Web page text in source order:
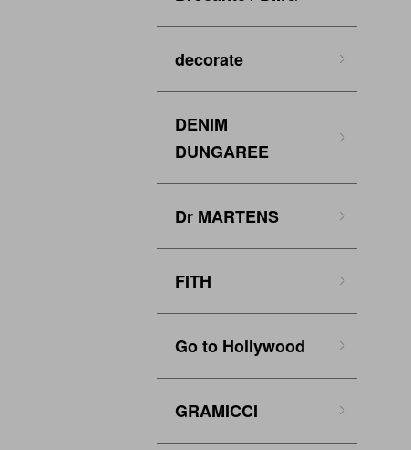
decorate
DENIM
DUNGAREE
Dr MARTENS
FITH
Go to Hollywood
GRAMICCI